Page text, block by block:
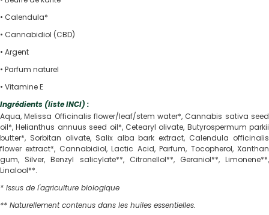
• Calendula*
• Cannabidiol (CBD)
• Argent
• Parfum naturel
• Vitamine E
Ingrédients (liste INCI) :
Aqua, Melissa Officinalis flower/leaf/stem water*, Cannabis sativa seed
oil*, Helianthus annuus seed oil*, Cetearyl olivate, Butyrospermum parkii
butter*, Sorbitan olivate, Salix alba bark extract, Calendula officinalis
flower extract*, Cannabidiol, Lactic Acid, Parfum, Tocopherol, Xanthan
gum, Silver, Benzyl salicylate**, Citronellol**, Geraniol**, Limonene**,
Linalool**.
* Issus de l'agriculture biologique
** Naturellement contenus dans les huiles essentielles.